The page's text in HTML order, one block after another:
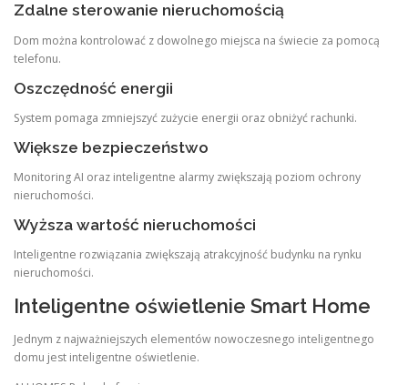
Zdalne sterowanie nieruchomością
Dom można kontrolować z dowolnego miejsca na świecie za pomocą
telefonu.
Oszczędność energii
System pomaga zmniejszyć zużycie energii oraz obniżyć rachunki.
Większe bezpieczeństwo
Monitoring AI oraz inteligentne alarmy zwiększają poziom ochrony
nieruchomości.
Wyższa wartość nieruchomości
Inteligentne rozwiązania zwiększają atrakcyjność budynku na rynku
nieruchomości.
Inteligentne oświetlenie Smart Home
Jednym z najważniejszych elementów nowoczesnego inteligentnego
domu jest inteligentne oświetlenie.